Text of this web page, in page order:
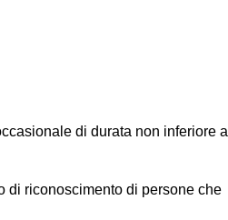
di durata non inferiore a
di riconoscimento di persone che